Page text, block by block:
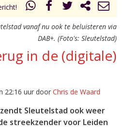
vanaf nu ook te beluisteren via
DAB+. (Foto's: Sleutelstad)
in de (digitale)
22:16 uur door Chris de Waard
Sleutelstad ook weer
streekzender voor Leiden